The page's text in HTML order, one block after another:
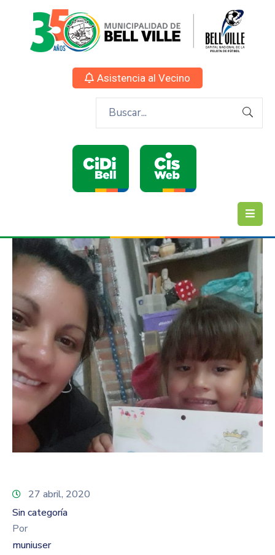
Asistencia al Vecino
27 abril, 2020
Sin categoría
Por
muniuser